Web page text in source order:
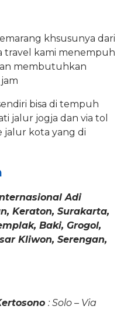
khsusunya dari
travel kami menempuh
membutuhkan
bisa di tempuh
jalur jogja dan via tol
jalur kota yang di
Adi
Keraton, Surakarta,
Baki, Grogol,
Kliwon, Serengan,
: Solo – Via